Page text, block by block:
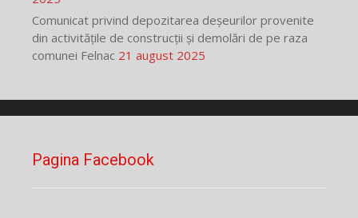
Comunicat privind depozitarea deșeurilor provenite
din activitățile de construcții și demolări de pe raza
comunei Felnac 21 august 2025
Pagina Facebook